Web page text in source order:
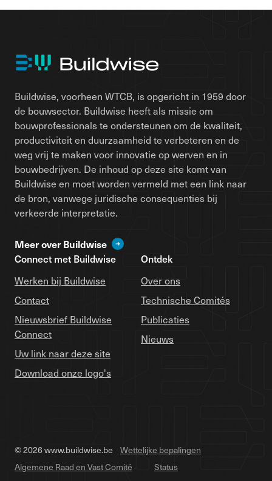
Buildwise, voorheen WTCB, is opgericht in 1959 door
de bouwsector. Buildwise heeft als missie om
bouwprofessionals te ondersteunen om de kwaliteit,
productiviteit en duurzaamheid te verbeteren en de
weg vrij te maken voor innovatie op werven en in
bouwbedrijven. De inhoud op deze site komt van
Buildwise en moet worden vermeld met een link naar
de bron, vanwege juridische consequenties bij
verkeerde interpretatie.
Meer over Buildwise
Connect met Buildwise
Werken bij Buildwise
Contact
Nieuwsbrief Buildwise
Connect
Uw link naar deze site
Download onze logo's
Ontdek
Over ons
Technische Comités
Publicaties
Nieuws
© 2026 www.buildwise.be
Wettelijke bepalingen
Algemene Raad en Vast Comité
Status